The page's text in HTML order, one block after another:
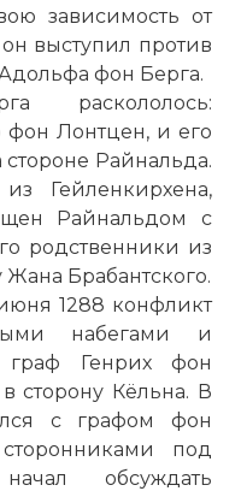
зависимость от
выступил против
фон Берга.
раскололось:
фон Лонтцен, и его
Райнальда.
Гейленкирхена,
Райнальдом с
родственники из
Жана Брабантского.
1288 конфликт
набегами и
Генрих фон
сторону Кёльна. В
с графом фон
под
обсуждать